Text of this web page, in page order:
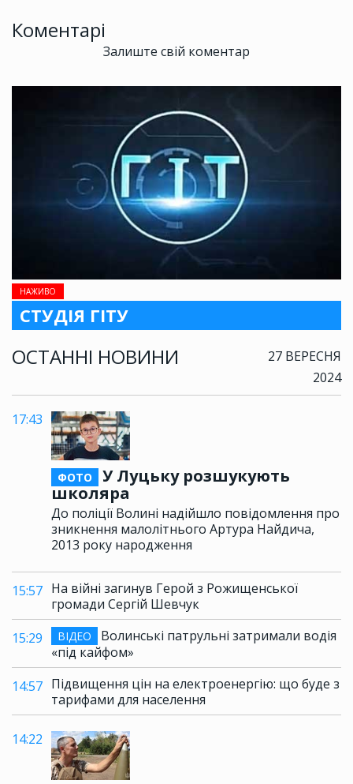
НАЖИВО
СТУДІЯ ГІТУ
ОСТАННІ НОВИНИ
27 ВЕРЕСНЯ
2024
17:43
ФОТО
У Луцьку розшукують
школяра
До поліції Волині надійшло повідомлення про
зникнення малолітнього Артура Найдича,
2013 року народження
15:57 На війні загинув Герой з Рожищенської
громади Сергій Шевчук
15:29
ВІДЕО
Волинські патрульні затримали водія
«під кайфом»
14:57 Підвищення цін на електроенергію: що буде з
тарифами для населення
14:22
Коментарі
Залиште свій коментар